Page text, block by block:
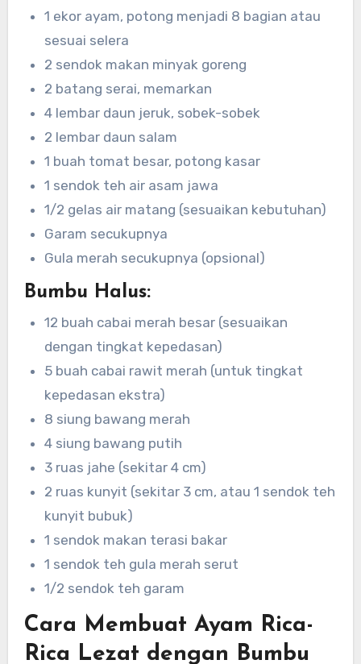
1 ekor ayam, potong menjadi 8 bagian atau
sesuai selera
2 sendok makan minyak goreng
2 batang serai, memarkan
4 lembar daun jeruk, sobek-sobek
2 lembar daun salam
1 buah tomat besar, potong kasar
1 sendok teh air asam jawa
1/2 gelas air matang (sesuaikan kebutuhan)
Garam secukupnya
Gula merah secukupnya (opsional)
Bumbu Halus:
12 buah cabai merah besar (sesuaikan
dengan tingkat kepedasan)
5 buah cabai rawit merah (untuk tingkat
kepedasan ekstra)
8 siung bawang merah
4 siung bawang putih
3 ruas jahe (sekitar 4 cm)
2 ruas kunyit (sekitar 3 cm, atau 1 sendok teh
kunyit bubuk)
1 sendok makan terasi bakar
1 sendok teh gula merah serut
1/2 sendok teh garam
Cara Membuat Ayam Rica-
Rica Lezat dengan Bumbu